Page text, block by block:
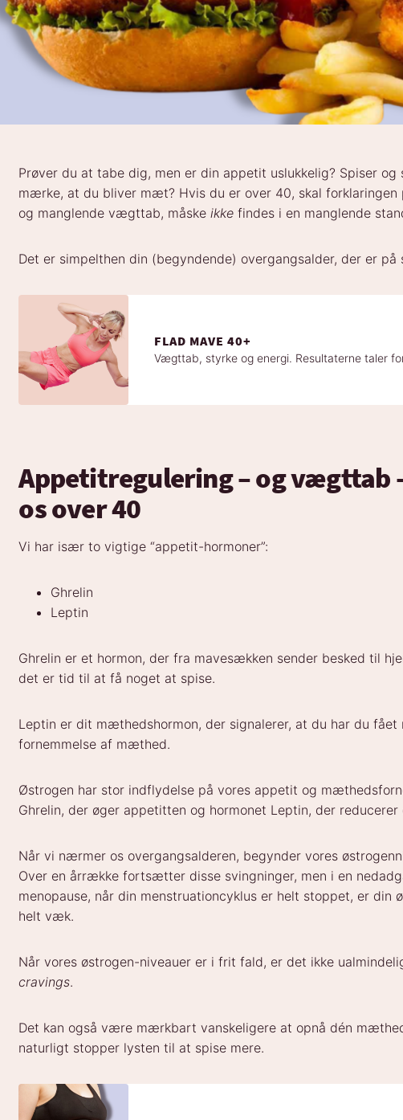
Prøver du at tabe dig, men er din appetit uslukkelig? Spiser og
mærke, at du bliver mæt? Hvis du er over 40, skal forklaringen
og manglende vægttab, måskeikke findes i en manglende
Det er simpelthen din (begyndende) overgangsalder, der er på
FLAD MAVE 40+
Vægttab, styrke og energi. Resultaterne taler
Appetitregulering – og vægttab
os over 40
Vi har især to vigtige “appetit-hormoner”:
Ghrelin
Leptin
Ghrelin er et hormon, der fra mavesækken sender besked til
det er tid til at få noget at spise.
Leptin er dit mæthedshormon, der signalerer, at du har du fået
fornemmelse af mæthed.
Østrogen har stor indflydelse på vores appetit og
Ghrelin, der øger appetitten og hormonet Leptin, der reducerer
Når vi nærmer os overgangsalderen, begynder vores
Over en årrække fortsætter disse svingninger, men i en
menopause, når din menstruationcyklus er helt stoppet, er din
helt væk.
Når vores østrogen-niveauer er i frit fald, er det ikke
cravings.
Det kan også være mærkbart vanskeligere at opnå dén
naturligt stopper lysten til at spise mere.